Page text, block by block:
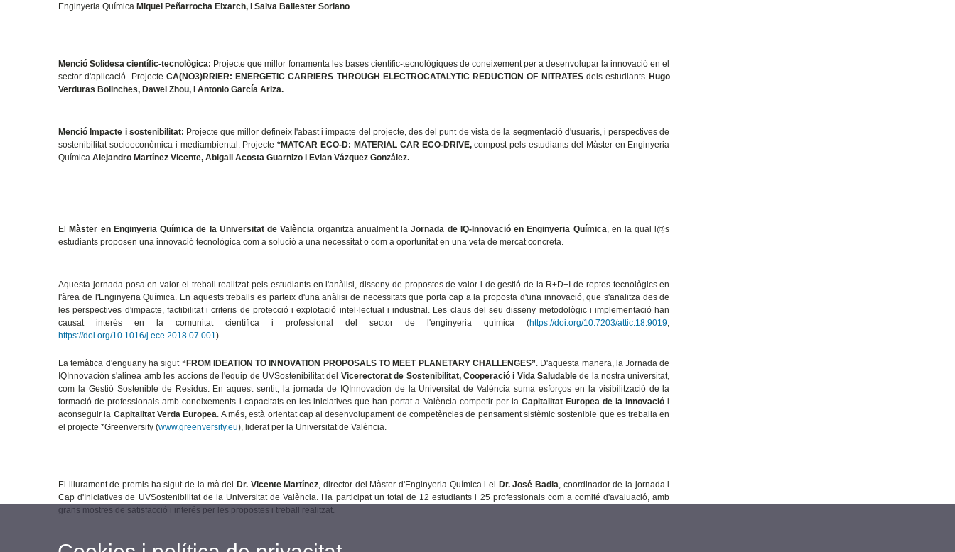
Enginyeria QuímicaMiquel Peñarrocha Eixarch, i Salva Ballester Soriano.
Menció Solidesa científic-tecnològica: Projecte que millor fonamenta les bases científic-tecnològiques de coneixement per a desenvolupar la innovació en el
sector d'aplicació. Projecte CA(NO3)RRIER: ENERGETIC CARRIERS THROUGH ELECTROCATALYTIC REDUCTION OF NITRATESdels estudiants Hugo
Verduras Bolinches, Dawei Zhou, i Antonio García Ariza.
Menció Impacte i sostenibilitat: Projecte que millor defineix l'abast i impacte del projecte, des del punt de vista de la segmentació d'usuaris, i perspectives de
sostenibilitat socioeconòmica i mediambiental. Projecte*MATCAR ECO-D: MATERIAL CAR ECO-DRIVE,compost pels estudiants del Màster en Enginyeria
Química Alejandro Martínez Vicente, Abigail Acosta Guarnizo i Evian Vázquez González.
El Màster en Enginyeria Química de la Universitat de València organitza anualment laJornada de IQ-Innovació en Enginyeria Química, en la qual l@s
estudiants proposen una innovació tecnològica com a solució a una necessitat o com a oportunitat en una veta de mercat concreta.
Aquesta jornada posa en valor el treball realitzat pels estudiants en l'anàlisi, disseny de propostes de valor i de gestió de la R+D+I de reptes tecnològics en
l'àrea de l'Enginyeria Química. En aquests treballs es parteix d'una anàlisi de necessitats que porta cap a la proposta d'una innovació, que s'analitza des de
les perspectives d'impacte, factibilitat i criteris de protecció i explotació intel·lectual i industrial. Les claus del seu disseny metodològic i implementació han
causat interés en la comunitat científica i professional del sector de l'enginyeria química (https://doi.org/10.7203/attic.18.9019,
https://doi.org/10.1016/j.ece.2018.07.001).
La temàtica d'enguany ha sigut “FROM IDEATION TO INNOVATION PROPOSALS TO MEET PLANETARY CHALLENGES”. D'aquesta manera, la Jornada de
IQInnovación s'alinea amb les accions de l'equip de UVSostenibilitat del Vicerectorat de Sostenibilitat, Cooperació i Vida Saludable de la nostra universitat,
com la Gestió Sostenible de Residus. En aquest sentit, la jornada de IQInnovación de la Universitat de València suma esforços en la visibilització de la
formació de professionals amb coneixements i capacitats en les iniciatives que han portat a València competir per la Capitalitat Europea de la Innovació i
aconseguir la Capitalitat Verda Europea. A més, està orientat cap al desenvolupament de competències de pensament sistèmic sostenible que es treballa en
el projecte *Greenversity (www.greenversity.eu), liderat per la Universitat de València.
El lliurament de premis ha sigut de la mà del Dr. Vicente Martínez, director del Màster d'Enginyeria Química i el Dr. José Badia, coordinador de la jornada i
Cap d'Iniciatives de UVSostenibilitat de la Universitat de València. Ha participat un total de 12 estudiants i 25 professionals com a comité d'avaluació, amb
grans mostres de satisfacció i interés per les propostes i treball realitzat.